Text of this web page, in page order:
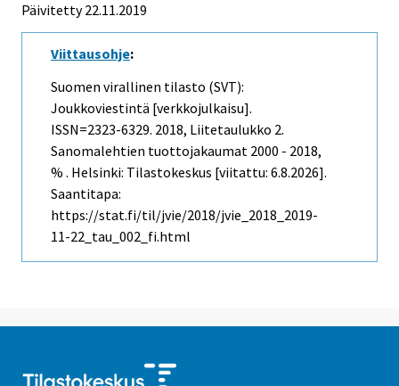
Päivitetty 22.11.2019
Viittausohje:
Suomen virallinen tilasto (SVT):
Joukkoviestintä [verkkojulkaisu].
ISSN=2323-6329. 2018, Liitetaulukko 2.
Sanomalehtien tuottojakaumat 2000 - 2018,
% . Helsinki: Tilastokeskus [viitattu: 6.8.2026].
Saantitapa:
https://stat.fi/til/jvie/2018/jvie_2018_2019-
11-22_tau_002_fi.html